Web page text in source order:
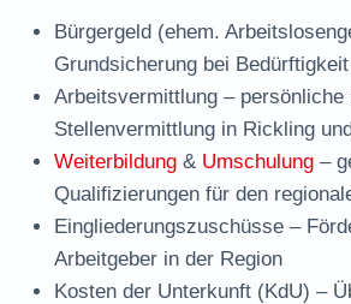
Bürgergeld (ehem.
Grundsicherung bei Bedürftigkeit
Arbeitsvermittlung – persönliche
Stellenvermittlung in Rickling
Weiterbildung & Umschulung –
Qualifizierungen für den
Eingliederungszuschüsse –
Arbeitgeber in der Region
Kosten der Unterkunft (KdU) –